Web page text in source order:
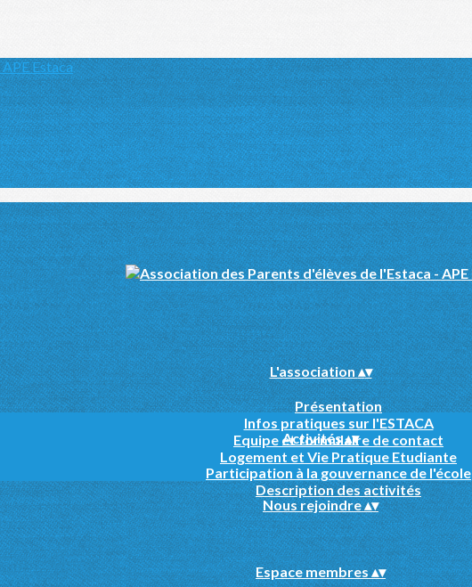
L'association▴▾
Présentation
Infos pratiques sur l'ESTACA
Equipe et formulaire de contact
Logement et Vie Pratique Etudiante
Activités▴▾
Participation à la gouvernance de l'école
Description des activités
Nous rejoindre▴▾
Espace membres▴▾